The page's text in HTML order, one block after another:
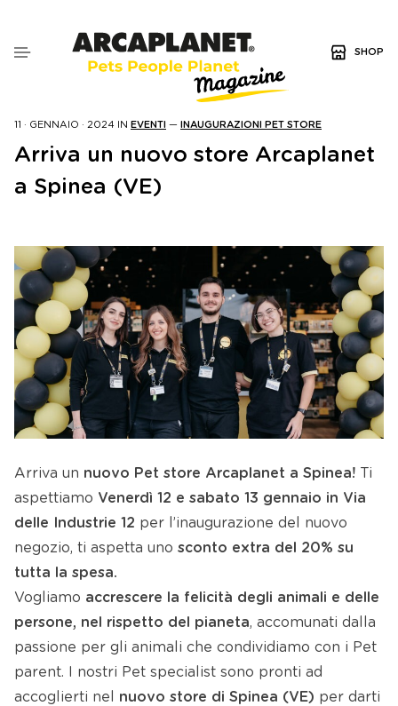
SHOP
11 · GENNAIO · 2024 IN EVENTI — INAUGURAZIONI PET STORE
Arriva un nuovo store Arcaplanet
a Spinea (VE)
Arriva un nuovo Pet store Arcaplanet a Spinea! Ti
aspettiamo Venerdì 12 e sabato 13 gennaio in Via
delle Industrie 12 per l’inaugurazione del nuovo
negozio, ti aspetta uno sconto extra del 20% su
tutta la spesa.
Vogliamo accrescere la felicità degli animali e delle
persone, nel rispetto del pianeta, accomunati dalla
passione per gli animali che condividiamo con i Pet
parent. I nostri Pet specialist sono pronti ad
accoglierti nel nuovo store di Spinea (VE) per darti